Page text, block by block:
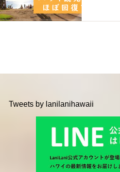
Tweets by lanilanihawaii